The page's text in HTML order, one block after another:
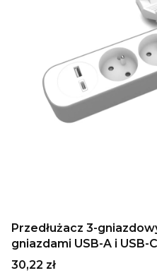
Przedłużacz 3-
gniazdami USB-A i USB-
PLASTROL
Cena
30,22 zł